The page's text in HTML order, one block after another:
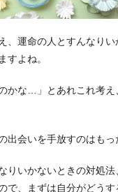
、運命の人とすんなりい
すよね。
かな…」とあれこれ考え
出会いを手放すのはもっ
りいかないときの対処
で、まずは自分がどうす